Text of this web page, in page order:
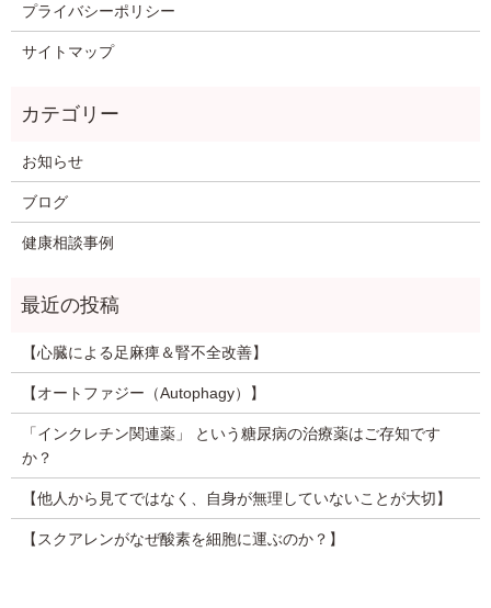
プライバシーポリシー
サイトマップ
お知らせ
ブログ
健康相談事例
【心臓による足麻痺＆腎不全改善】
【オートファジー（Autophagy）】
「インクレチン関連薬」 という糖尿病の治療薬はご存知です
か？
【他人から見てではなく、自身が無理していないことが大切】
【スクアレンがなぜ酸素を細胞に運ぶのか？】